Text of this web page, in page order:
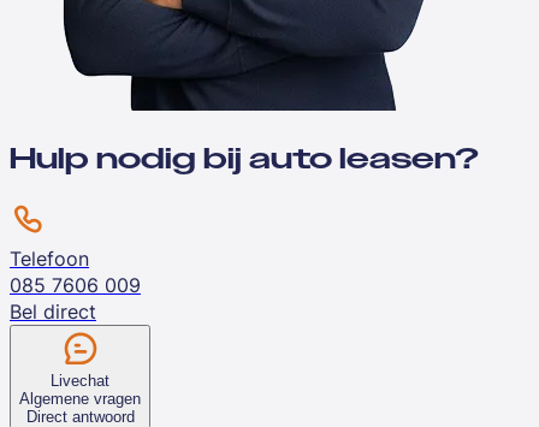
Hulp nodig bij auto leasen?
Telefoon
085 7606 009
Bel direct
Livechat
Algemene vragen
Direct antwoord